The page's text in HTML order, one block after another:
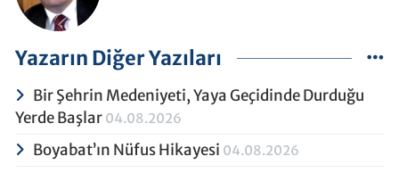
Yazarın Diğer Yazıları
Bir Şehrin Medeniyeti, Yaya Geçidinde Durduğu
Yerde Başlar 04.08.2026
Boyabat’ın Nüfus Hikayesi 04.08.2026